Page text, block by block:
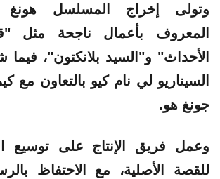
وتولى إخراج المسلسل هونغ
المعروف بأعمال ناجحة مثل
الأحداث" و"السيد بلانكتون"،
السيناريو لي نام كيو بالتعاون
جونغ هو.
وعمل فريق الإنتاج على توسيع
للقصة الأصلية، مع الاحتفاظ